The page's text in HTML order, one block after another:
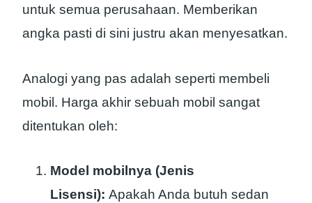
untuk semua perusahaan. Memberikan
angka pasti di sini justru akan menyesatkan.
Analogi yang pas adalah seperti membeli
mobil. Harga akhir sebuah mobil sangat
ditentukan oleh:
Model mobilnya (Jenis
Lisensi): Apakah Anda butuh sedan